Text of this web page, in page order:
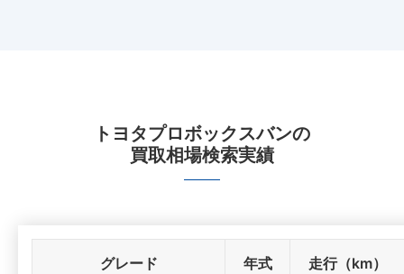
トヨタプロボックスバンの
買取相場検索実績
グレード 年式 走行（km）